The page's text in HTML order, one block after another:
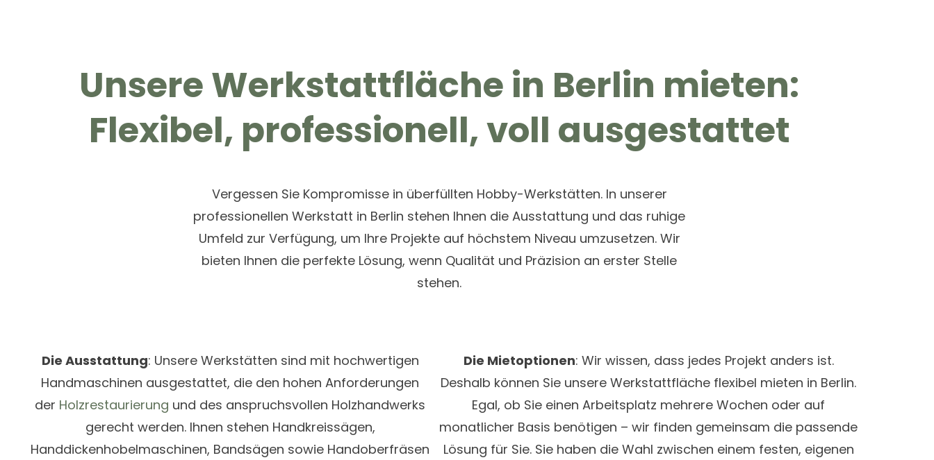
Unsere Werkstattfläche in Berlin mieten:
Flexibel, professionell, voll ausgestattet
Vergessen Sie Kompromisse in überfüllten Hobby-Werkstätten. In unserer
professionellen Werkstatt in Berlin stehen Ihnen die Ausstattung und das ruhige
Umfeld zur Verfügung, um Ihre Projekte auf höchstem Niveau umzusetzen. Wir
bieten Ihnen die perfekte Lösung, wenn Qualität und Präzision an erster Stelle
stehen.
Die Ausstattung: Unsere Werkstätten sind mit hochwertigen
Handmaschinen ausgestattet, die den hohen Anforderungen
der Holzrestaurierung und des anspruchsvollen Holzhandwerks
gerecht werden. Ihnen stehen Handkreissägen,
Handdickenhobelmaschinen, Bandsägen sowie Handoberfräsen
Die Mietoptionen: Wir wissen, dass jedes Projekt anders ist.
Deshalb können Sie unsere Werkstattfläche flexibel mieten in Berlin.
Egal, ob Sie einen Arbeitsplatz mehrere Wochen oder auf
monatlicher Basis benötigen – wir finden gemeinsam die passende
Lösung für Sie. Sie haben die Wahl zwischen einem festen, eigenen